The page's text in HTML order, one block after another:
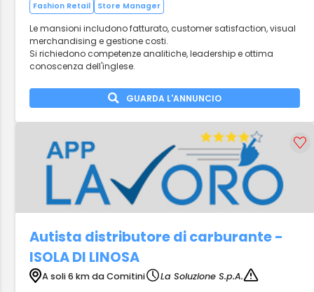
Fashion Retail
Store Manager
Le mansioni includono fatturato, customer satisfaction, visual
merchandising e gestione costi.
Si richiedono competenze analitiche, leadership e ottima
conoscenza dell'inglese.
GUARDA L'ANNUNCIO
Autista distributore di carburante -
ISOLA DI LINOSA
A soli 6 km da Comitini
La Soluzione S.p.A.